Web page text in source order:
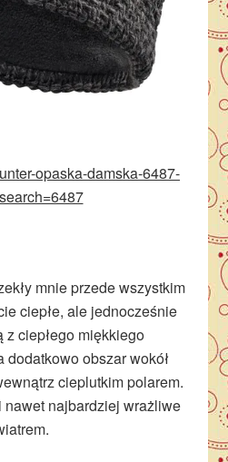
opaska-damska-6487-
mnie przede wszystkim
ciepłe, ale jednocześnie
ciepłego miękkiego
dodatkowo obszar wokół
cieplutkim polarem.
najbardziej wrażliwe